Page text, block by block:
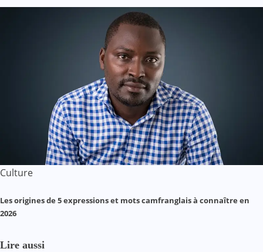
Culture
Les origines de 5 expressions et mots camfranglais à connaître en
2026
Lire aussi